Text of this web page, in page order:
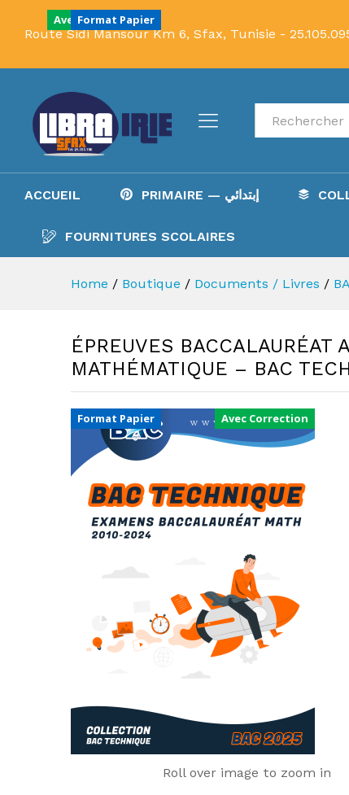
Route Sidi Mansour Km 6, Sfax, Tunisie -
Recherche
ACCUEIL PRIMAIRE — إبتدائي
FOURNITURES SCOLAIRES
Home / Boutique / Documents / Livres /
ÉPREUVES BACCALAURÉAT
MATHÉMATIQUE – BAC
Roll over image to zoom in
TECHNIQUE 2025
Description
Avec Correction
Format Papier
Avec Correction
Format Papier